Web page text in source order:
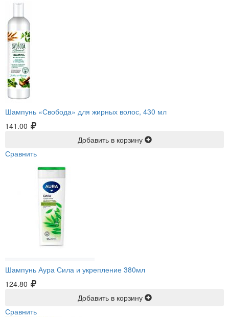
Шампунь «Свобода» для жирных волос, 430 мл
141.00
Добавить в корзину
Сравнить
Шампунь Аура Сила и укрепление 380мл
124.80
Добавить в корзину
Сравнить